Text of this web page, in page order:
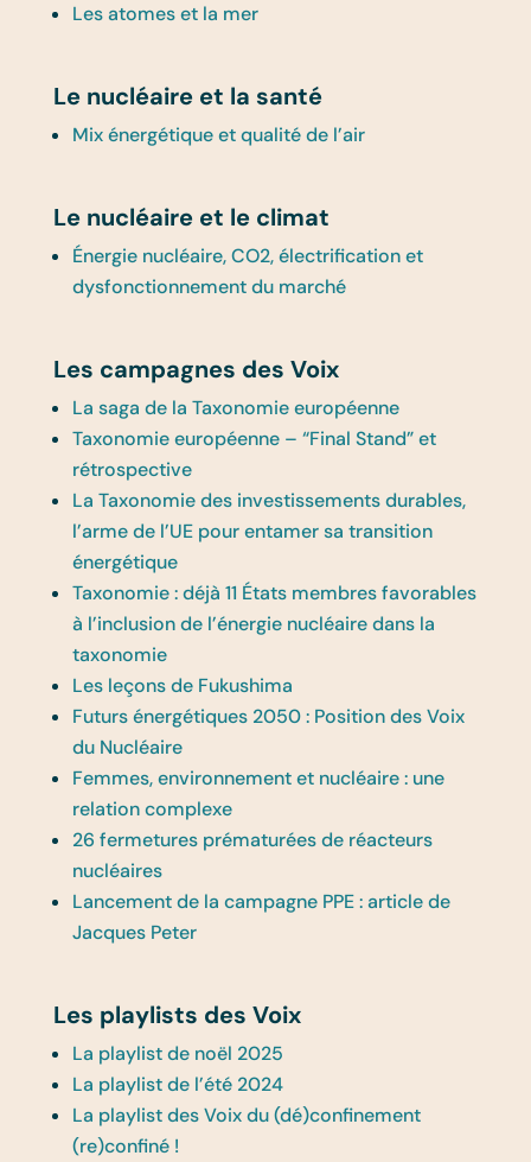
Les atomes et la mer
Le nucléaire et la santé
Mix énergétique et qualité de l’air
Le nucléaire et le climat
Énergie nucléaire, CO2, électrification et
dysfonctionnement du marché
Les campagnes des Voix
La saga de la Taxonomie européenne
Taxonomie européenne – “Final Stand” et
rétrospective
La Taxonomie des investissements durables,
l’arme de l’UE pour entamer sa transition
énergétique
Taxonomie : déjà 11 États membres favorables
à l’inclusion de l’énergie nucléaire dans la
taxonomie
Les leçons de Fukushima
Futurs énergétiques 2050 : Position des Voix
du Nucléaire
Femmes, environnement et nucléaire : une
relation complexe
26 fermetures prématurées de réacteurs
nucléaires
Lancement de la campagne PPE : article de
Jacques Peter
Les playlists des Voix
La playlist de noël 2025
La playlist de l’été 2024
La playlist des Voix du (dé)confinement
(re)confiné !